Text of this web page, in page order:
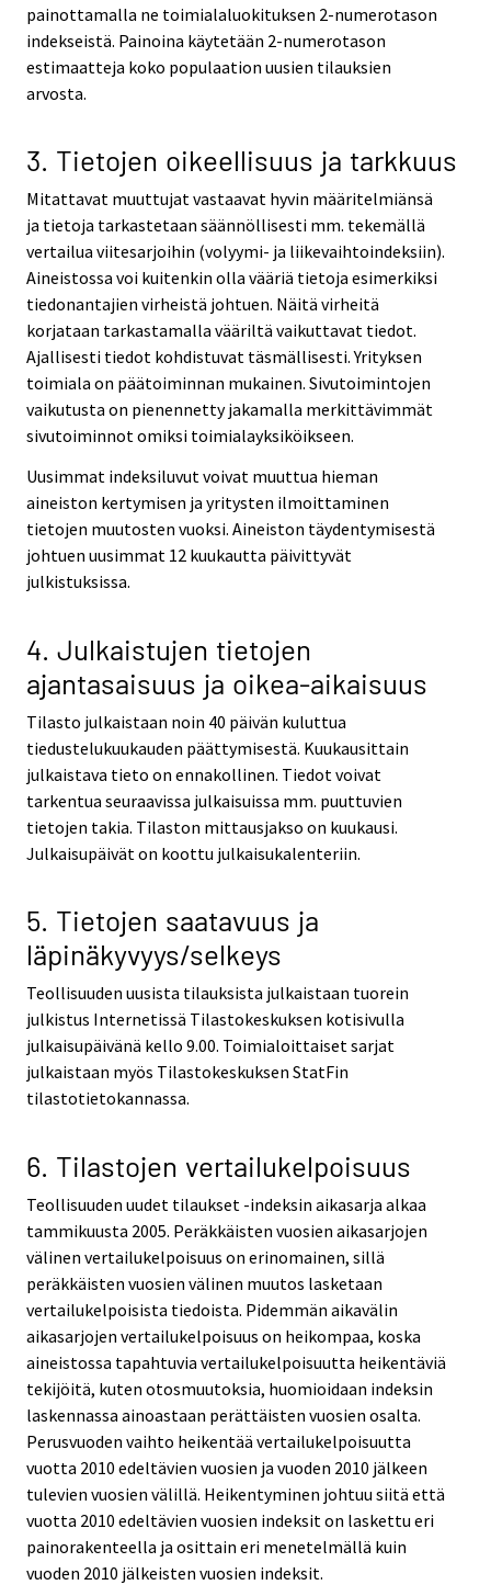
painottamalla ne toimialaluokituksen 2-numerotason
indekseistä. Painoina käytetään 2-numerotason
estimaatteja koko populaation uusien tilauksien
arvosta.
3. Tietojen oikeellisuus ja tarkkuus
Mitattavat muuttujat vastaavat hyvin määritelmiänsä
ja tietoja tarkastetaan säännöllisesti mm. tekemällä
vertailua viitesarjoihin (volyymi- ja liikevaihtoindeksiin).
Aineistossa voi kuitenkin olla vääriä tietoja esimerkiksi
tiedonantajien virheistä johtuen. Näitä virheitä
korjataan tarkastamalla vääriltä vaikuttavat tiedot.
Ajallisesti tiedot kohdistuvat täsmällisesti. Yrityksen
toimiala on päätoiminnan mukainen. Sivutoimintojen
vaikutusta on pienennetty jakamalla merkittävimmät
sivutoiminnot omiksi toimialayksiköikseen.
Uusimmat indeksiluvut voivat muuttua hieman
aineiston kertymisen ja yritysten ilmoittaminen
tietojen muutosten vuoksi. Aineiston täydentymisestä
johtuen uusimmat 12 kuukautta päivittyvät
julkistuksissa.
4. Julkaistujen tietojen
ajantasaisuus ja oikea-aikaisuus
Tilasto julkaistaan noin 40 päivän kuluttua
tiedustelukuukauden päättymisestä. Kuukausittain
julkaistava tieto on ennakollinen. Tiedot voivat
tarkentua seuraavissa julkaisuissa mm. puuttuvien
tietojen takia. Tilaston mittausjakso on kuukausi.
Julkaisupäivät on koottu julkaisukalenteriin.
5. Tietojen saatavuus ja
läpinäkyvyys/selkeys
Teollisuuden uusista tilauksista julkaistaan tuorein
julkistus Internetissä Tilastokeskuksen kotisivulla
julkaisupäivänä kello 9.00. Toimialoittaiset sarjat
julkaistaan myös Tilastokeskuksen StatFin
tilastotietokannassa.
6. Tilastojen vertailukelpoisuus
Teollisuuden uudet tilaukset -indeksin aikasarja alkaa
tammikuusta 2005. Peräkkäisten vuosien aikasarjojen
välinen vertailukelpoisuus on erinomainen, sillä
peräkkäisten vuosien välinen muutos lasketaan
vertailukelpoisista tiedoista. Pidemmän aikavälin
aikasarjojen vertailukelpoisuus on heikompaa, koska
aineistossa tapahtuvia vertailukelpoisuutta heikentäviä
tekijöitä, kuten otosmuutoksia, huomioidaan indeksin
laskennassa ainoastaan perättäisten vuosien osalta.
Perusvuoden vaihto heikentää vertailukelpoisuutta
vuotta 2010 edeltävien vuosien ja vuoden 2010 jälkeen
tulevien vuosien välillä. Heikentyminen johtuu siitä että
vuotta 2010 edeltävien vuosien indeksit on laskettu eri
painorakenteella ja osittain eri menetelmällä kuin
vuoden 2010 jälkeisten vuosien indeksit.